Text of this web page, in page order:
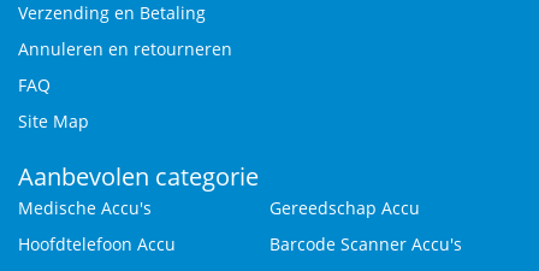
Verzending en Betaling
Annuleren en retourneren
FAQ
Site Map
Aanbevolen categorie
Medische Accu's
Gereedschap Accu
Hoofdtelefoon Accu
Barcode Scanner Accu's